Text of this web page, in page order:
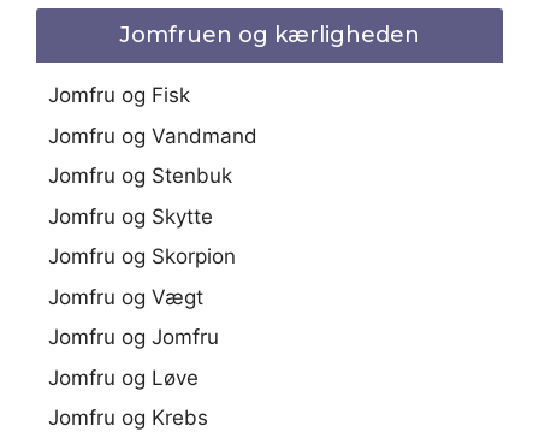
Jomfruen og kærligheden
Jomfru og Fisk
Jomfru og Vandmand
Jomfru og Stenbuk
Jomfru og Skytte
Jomfru og Skorpion
Jomfru og Vægt
Jomfru og Jomfru
Jomfru og Løve
Jomfru og Krebs